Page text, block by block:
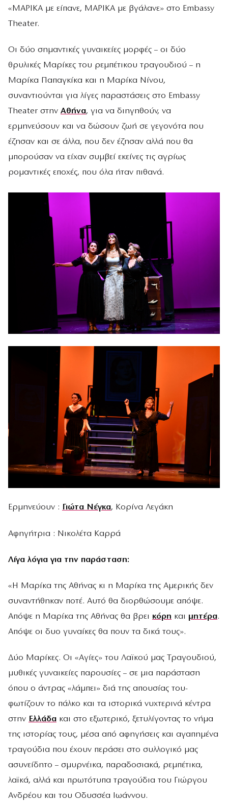
«ΜΑΡΙΚΑ με είπανε, ΜΑΡΙΚΑ με βγάλανε» στο Embassy
Theater.
Οι δύο σημαντικές γυναικείες μορφές – οι δύο
θρυλικές Μαρίκες του ρεμπέτικου τραγουδιού – η
Μαρίκα Παπαγκίκα και η Μαρίκα Νίνου,
συναντιούνται για λίγες παραστάσεις στο Embassy
Theater στην Αθήνα, για να διηγηθούν, να
ερμηνεύσουν και να δώσουν ζωή σε γεγονότα που
έζησαν και σε άλλα, που δεν έζησαν αλλά που θα
μπορούσαν να είχαν συμβεί εκείνες τις αγρίως
ρομαντικές εποχές, που όλα ήταν πιθανά.
Ερμηνεύουν : Γιώτα Νέγκα, Κορίνα Λεγάκη
Αφηγήτρια : Νικολέτα Καρρά
Λίγα λόγια για την παράσταση:
«Η Μαρίκα της Αθήνας κι η Μαρίκα της Αμερικής δεν
συναντήθηκαν ποτέ. Αυτό θα διορθώσουμε απόψε.
Απόψε η Μαρίκα της Αθήνας θα βρει κόρη και μητέρα.
Απόψε οι δυο γυναίκες θα πουν τα δικά τους».
Δύο Μαρίκες. Οι «Αγίες» του Λαϊκού μας Τραγουδιού,
μυθικές γυναικείες παρουσίες – σε μια παράσταση
όπου ο άντρας «λάμπει» διά της απουσίας του-
φωτίζουν το πάλκο και τα ιστορικά νυχτερινά κέντρα
στην Ελλάδα και στο εξωτερικό, ξετυλίγοντας το νήμα
της ιστορίας τους, μέσα από αφηγήσεις και αγαπημένα
τραγούδια που έχουν περάσει στο συλλογικό μας
ασυνείδητο – σμυρνέικα, παραδοσιακά, ρεμπέτικα,
λαϊκά, αλλά και πρωτότυπα τραγούδια του Γιώργου
Ανδρέου και του Οδυσσέα Ιωάννου.